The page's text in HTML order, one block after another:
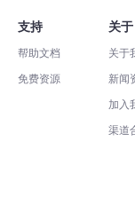
支持
帮助文档
免费资源
关于
关于
新闻
加入
渠道